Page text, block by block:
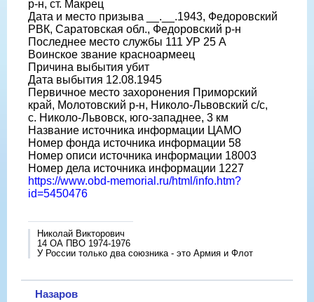
р-н, ст. Макрец
Дата и место призыва __.__.1943, Федоровский
РВК, Саратовская обл., Федоровский р-н
Последнее место службы 111 УР 25 А
Воинское звание красноармеец
Причина выбытия убит
Дата выбытия 12.08.1945
Первичное место захоронения Приморский
край, Молотовский р-н, Николо-Львовский с/с,
с. Николо-Львовск, юго-западнее, 3 км
Название источника информации ЦАМО
Номер фонда источника информации 58
Номер описи источника информации 18003
Номер дела источника информации 1227
https://www.obd-memorial.ru/html/info.htm?
id=5450476
Николай Викторович
14 ОА ПВО 1974-1976
У России только два союзника - это Армия и Флот
Назаров